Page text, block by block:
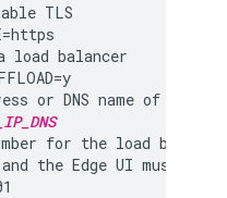
TLS
load balancer
or DNS name of the
for the load
the Edge UI must use